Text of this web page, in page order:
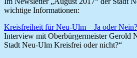
wichtige Informationen:
Kreisfreiheit für Neu-Ulm – Ja oder Nein?
Interview mit Oberbürgermeister Gerold
Stadt Neu-Ulm Kreisfrei oder nicht?“